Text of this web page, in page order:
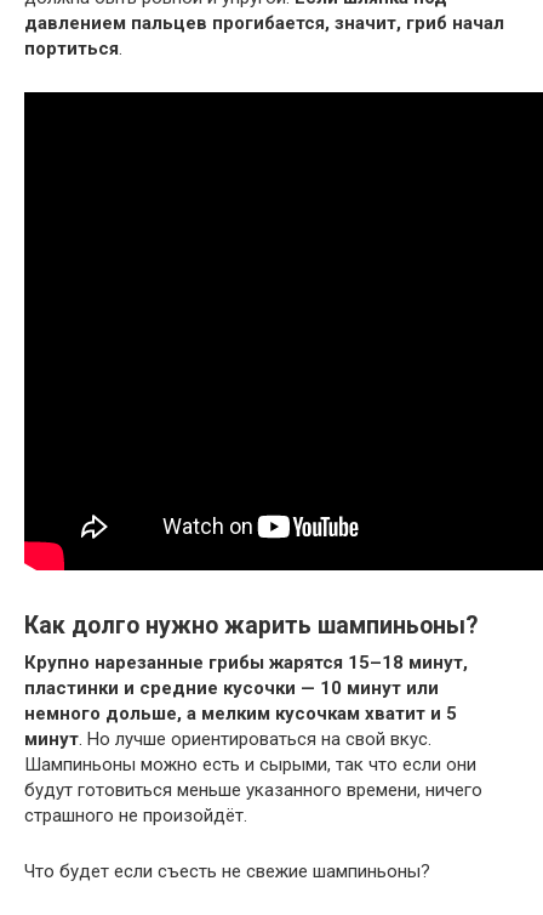
давлением пальцев прогибается, значит, гриб начал
портиться.
Как долго нужно жарить шампиньоны?
Крупно нарезанные грибы жарятся 15–18 минут,
пластинки и средние кусочки — 10 минут или
немного дольше, а мелким кусочкам хватит и 5
минут. Но лучше ориентироваться на свой вкус.
Шампиньоны можно есть и сырыми, так что если они
будут готовиться меньше указанного времени, ничего
страшного не произойдёт.
Что будет если съесть не свежие шампиньоны?